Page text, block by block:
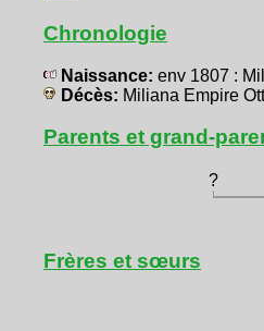
Chronologie
Naissance: env 1807 :
Décès: Miliana Empire
Parents et grand-
?
Frères et sœurs